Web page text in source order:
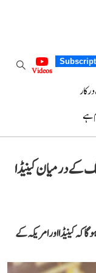
Videos
ہے
کے درمیان کینیڈا
کہ کینیڈا اور امریکہ کے